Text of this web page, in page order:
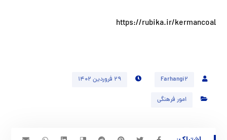
https://rubika.ir/kermancoal
Farhangi2 ۲۹ فروردین ۱۴۰۲
امور فرهنگی